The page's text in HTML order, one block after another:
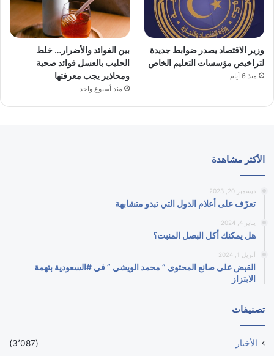
وزير الاقتصاد يصدر ضوابط جديدة
لتراخيص مؤسسات التعليم الخاص
منذ 6 أيام
بين الفوائد والأضرار… خلط
الحليب بالعسل فوائد صحية
ومحاذير يجب معرفتها
منذ أسبوع واحد
الأكثر مشاهدة
ديسمبر 20, 2023
تعرّف على أعلام الدول التي تبدو متشابهة
يناير 4, 2024
هل يمكنك أكل البصل المنبت؟
أبريل 1, 2024
القبض على صانع المحتوى ” محمد الويشي ” في #السعودية بتهمة
الابتزاز
تصنيفات
الأخبار (3٬087)